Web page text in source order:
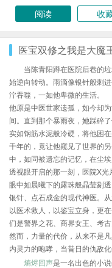
阅读
收
医宝双修之我是大魔
当陈青阳蹲在医院后巷的
始逆向转动。雨滴像银针般刺
泞吞噬，一如他卑微的生活。
他原是中医世家遗孤，如今却
间。直到那个暴雨夜，她踩碎
实如钢筋水泥般冷硬，将他困
千年的，竟让他窥见了世界的
中，如同被遗忘的记忆，在尘埃
透视眼开启的那一刻，医院X
眼中如晨曦下的露珠般晶莹剔
银针、点石成金的现代神医。
以医术救人，以鉴宝立身，更
们是警界之花、商界女王、考
然而，力量的代价，从来不是
内灵力的咆哮，当昔日的仇敌
熵烬回声是一名出色的小